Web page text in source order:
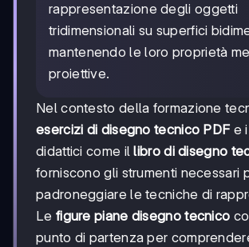
rappresentazione degli oggetti
tridimensionali su superfici
mantenendo le loro proprietà
proiettive.
Nel contesto della formazione
esercizi di disegno tecnico PDF e
didattici come illibro di disegno
forniscono gli strumenti necessari
padroneggiare le tecniche di
Le figure piane disegno tecnico
punto di partenza per